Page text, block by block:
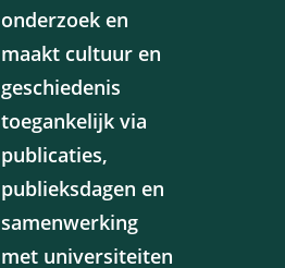
onderzoek en
maakt cultuur en
geschiedenis
toegankelijk via
publicaties,
publieksdagen en
samenwerking
met universiteiten